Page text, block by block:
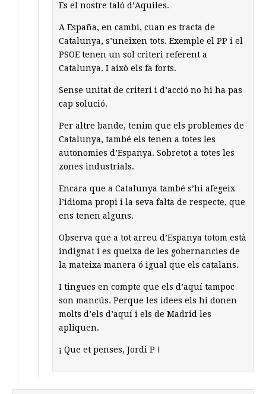
Es el nostre taló d’Aquiles.
A España, en cambi, cuan es tracta de
Catalunya, s’uneixen tots. Exemple el PP i el
PSOE tenen un sol criteri referent a
Catalunya. I això els fa forts.
Sense unitat de criteri i d’acció no hi ha pas
cap solució.
Per altre bande, tenim que els problemes de
Catalunya, també els tenen a totes les
autonomies d’Espanya. Sobretot a totes les
zones industrials.
Encara que a Catalunya també s’hi afegeix
l’idioma propi i la seva falta de respecte, que
ens tenen alguns.
Observa que a tot arreu d’Espanya totom està
indignat i es queixa de les gobernancies de
la mateixa manera ó igual que els catalans.
I tingues en compte que els d’aquí tampoc
son mancús. Perque les idees els hi donen
molts d’els d’aquí i els de Madrid les
apliquen.
¡ Que et penses, Jordi P !